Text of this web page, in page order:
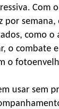
Com
por semana,
como o
o combate
o
usar sem